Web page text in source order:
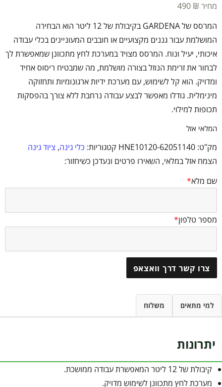
490 ₪
המרסס של GARDENA בקיבולת של 12 ליטר הוא הבחירה
המושלמת עבור גננים מקצועיים או חובבים המעוניינים בכלי עבודה
איכותי, יעיל ונוח. המרסס מצויד במערכת לחץ מתכוונן שמאפשרת לך
לבחור את זרימת הנוזל בצורה מושלמת, מה שמבטיח ריסוס אחיד
ומדויק. הוא קל לשימוש, עם מערכת ידיות ארגונומיות ותחזוקה
מינימלית. גודלו מאפשר לבצע עבודה נרחבת ללא צורך בהפסקות
תכופות למילוי.
המלאי אזל
מק"ט: HNE10120-62051140 קטגוריות: כלי גינה, ציוד גינה
הצמח אזל במלאי, השאירו פרטים ונעדכן כשיחזור:
שם מלא*
מספר טלפון*
צרו קשר דרך וואצאפ
למי מתאים משלוח
יתרונות
קיבולת של 12 ליטר המאפשרת עבודה ממושכת.
מערכת לחץ מתכוונן לשימוש מדויק.